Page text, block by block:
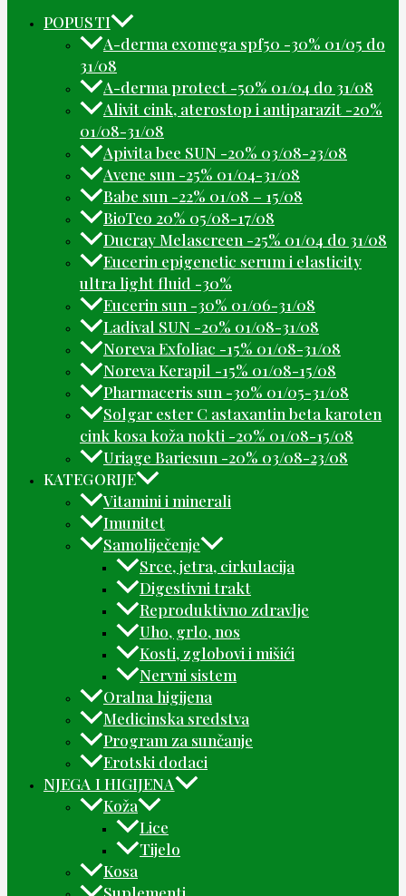
POPUSTI
A-derma exomega spf50 -30% 01/05 do
31/08
A-derma protect -50% 01/04 do 31/08
Alivit cink, aterostop i antiparazit -20%
01/08-31/08
Apivita bee SUN -20% 03/08-23/08
Avene sun -25% 01/04-31/08
Babe sun -22% 01/08 – 15/08
BioTeo 20% 05/08-17/08
Ducray Melascreen -25% 01/04 do 31/08
Eucerin epigenetic serum i elasticity
ultra light fluid -30%
Eucerin sun -30% 01/06-31/08
Ladival SUN -20% 01/08-31/08
Noreva Exfoliac -15% 01/08-31/08
Noreva Kerapil -15% 01/08-15/08
Pharmaceris sun -30% 01/05-31/08
Solgar ester C astaxantin beta karoten
cink kosa koža nokti -20% 01/08-15/08
Uriage Bariesun -20% 03/08-23/08
KATEGORIJE
Vitamini i minerali
Imunitet
Samoliječenje
Srce, jetra, cirkulacija
Digestivni trakt
Reproduktivno zdravlje
Uho, grlo, nos
Kosti, zglobovi i mišići
Nervni sistem
Oralna higijena
Medicinska sredstva
Program za sunčanje
Erotski dodaci
NJEGA I HIGIJENA
Koža
Lice
Tijelo
Kosa